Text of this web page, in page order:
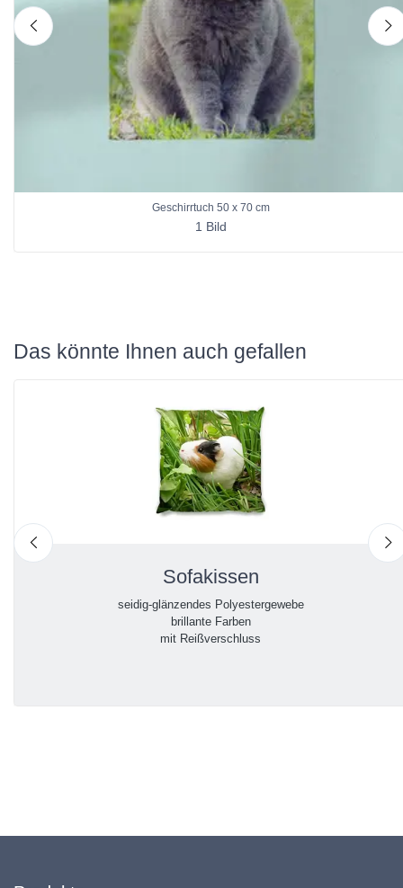
nach links
Geschirrtuch 50 x 70 cm
1 Bild
Das könnte Ihnen auch gefallen
Sofakissen
seidig-glänzendes Polyestergewebe
brillante Farben
mit Reißverschluss